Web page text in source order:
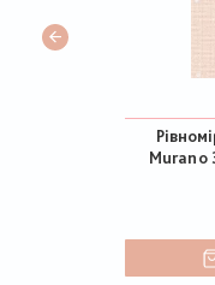
Murano